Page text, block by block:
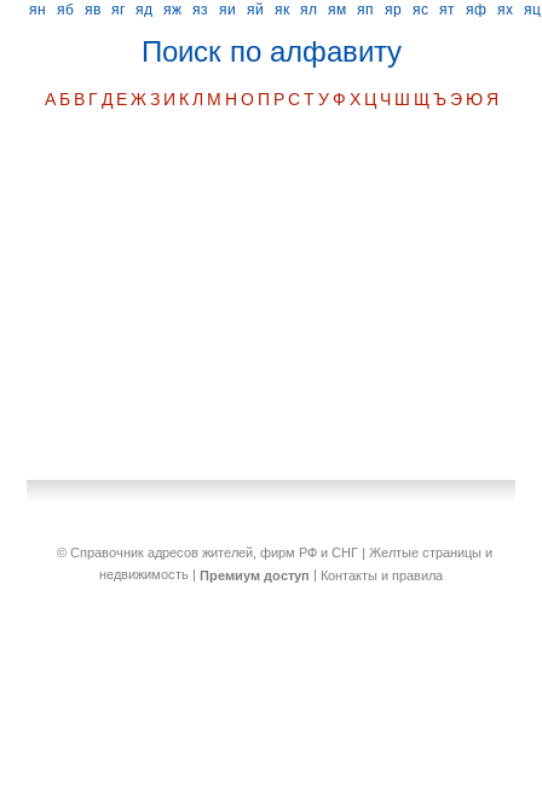
ян
яб яв яг яд яж яз яи яй як ял ям яп яр яс ят яф ях яц
Поиск по алфавиту
А Б В Г Д Е Ж З И К Л М Н О П Р С Т У Ф Х Ц Ч Ш Щ Ъ Э Ю Я
© Справочник адресов жителей, фирм РФ и СНГ | Желтые страницы и
недвижимость | Премиум доступ | Контакты и правила